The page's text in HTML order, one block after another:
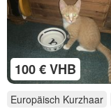
100 € VHB
Europäisch Kurzhaar